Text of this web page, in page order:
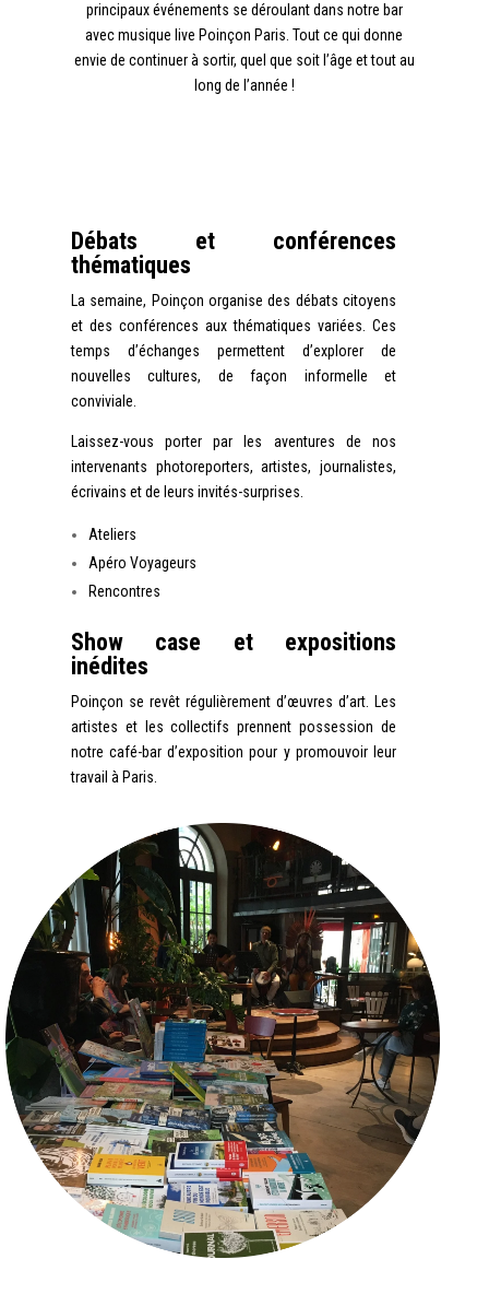
principaux événements se déroulant dans notre bar
avec musique live Poinçon Paris. Tout ce qui donne
envie de continuer à sortir, quel que soit l’âge et tout au
long de l’année !
Débats et conférences
thématiques
La semaine, Poinçon organise des débats citoyens
et des conférences aux thématiques variées. Ces
temps d’échanges permettent d’explorer de
nouvelles cultures, de façon informelle et
conviviale.
Laissez-vous porter par les aventures de nos
intervenants photoreporters, artistes, journalistes,
écrivains et de leurs invités-surprises.
Ateliers
Apéro Voyageurs
Rencontres
Show case et expositions
inédites
Poinçon se revêt régulièrement d’œuvres d’art. Les
artistes et les collectifs prennent possession de
notre café-bar d’exposition pour y promouvoir leur
travail à Paris.